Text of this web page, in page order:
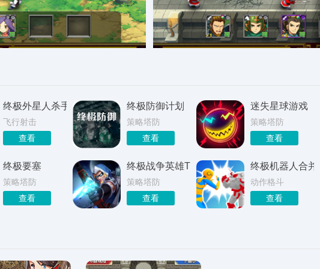
终极外星人杀手
飞行射击
查看
终极防御计划
策略塔防
查看
迷失星球游戏
策略塔防
查看
终极要塞
策略塔防
查看
终极战争英雄TD
策略塔防
查看
终极机器人合并
动作格斗
查看